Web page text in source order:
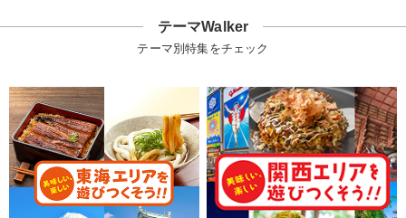
テーマWalker
テーマ別特集をチェック